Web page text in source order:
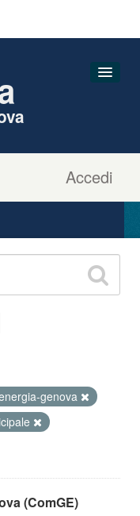
Accedi
genova
(ComGE)